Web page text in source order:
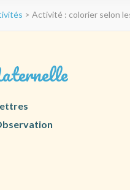
> Activité : colorier selon